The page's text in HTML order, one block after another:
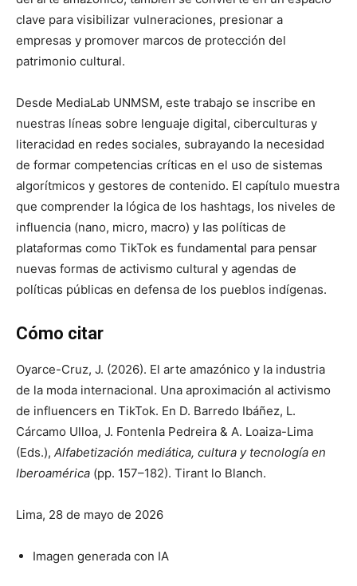
clave para visibilizar vulneraciones, presionar a
empresas y promover marcos de protección del
patrimonio cultural.
Desde MediaLab UNMSM, este trabajo se inscribe en
nuestras líneas sobre lenguaje digital, ciberculturas y
literacidad en redes sociales, subrayando la necesidad
de formar competencias críticas en el uso de sistemas
algorítmicos y gestores de contenido. El capítulo muestra
que comprender la lógica de los hashtags, los niveles de
influencia (nano, micro, macro) y las políticas de
plataformas como TikTok es fundamental para pensar
nuevas formas de activismo cultural y agendas de
políticas públicas en defensa de los pueblos indígenas.
Cómo citar
Oyarce-Cruz, J. (2026). El arte amazónico y la industria
de la moda internacional. Una aproximación al activismo
de influencers en TikTok. En D. Barredo Ibáñez, L.
Cárcamo Ulloa, J. Fontenla Pedreira & A. Loaiza-Lima
(Eds.), Alfabetización mediática, cultura y tecnología en
Iberoamérica (pp. 157–182). Tirant lo Blanch.
Lima, 28 de mayo de 2026
Imagen generada con IA